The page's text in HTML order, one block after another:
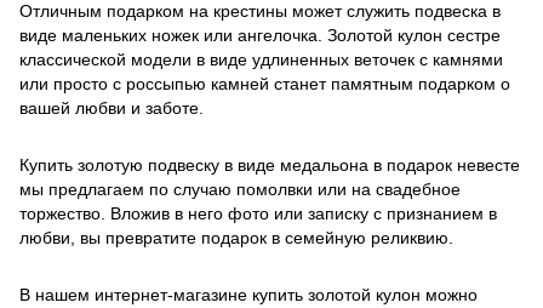
Отличным подарком на крестины может служить подвеска в
виде маленьких ножек или ангелочка. Золотой кулон сестре
классической модели в виде удлиненных веточек с камнями
или просто с россыпью камней станет памятным подарком о
вашей любви и заботе.
Купить золотую подвеску в виде медальона в подарок невесте
мы предлагаем по случаю помолвки или на свадебное
торжество. Вложив в него фото или записку с признанием в
любви, вы превратите подарок в семейную реликвию.
В нашем интернет-магазине купить золотой кулон можно